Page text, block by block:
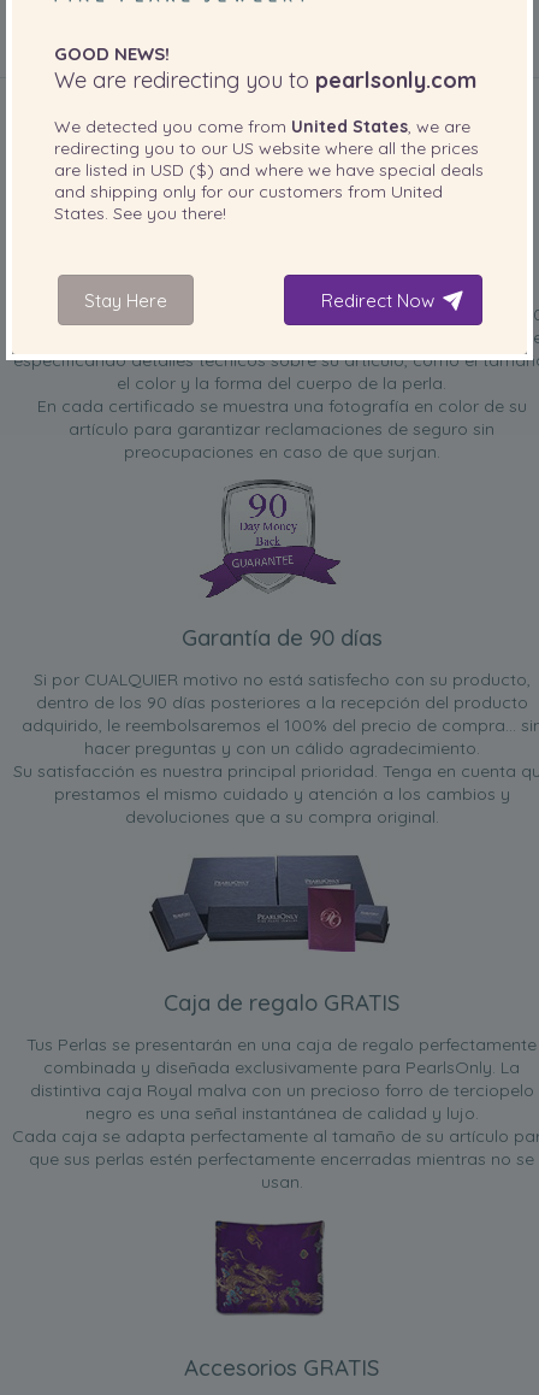
INCLUIDO CON SU PRODUCTO
Certificado de tasación GRATIS
El Certificado, elaborado por un experto en perlas con más de
años de experiencia en tasaciones, describe su artículo en
especificando detalles técnicos sobre su artículo, como el
el color y la forma del cuerpo de la perla.
En cada certificado se muestra una fotografía en color de su
artículo para garantizar reclamaciones de seguro sin
preocupaciones en caso de que surjan.
Garantía de 90 días
Si por CUALQUIER motivo no está satisfecho con su producto,
dentro de los 90 días posteriores a la recepción del producto
adquirido, le reembolsaremos el 100% del precio de compra...
hacer preguntas y con un cálido agradecimiento.
Su satisfacción es nuestra principal prioridad. Tenga en cuenta
prestamos el mismo cuidado y atención a los cambios y
devoluciones que a su compra original.
Caja de regalo GRATIS
Tus Perlas se presentarán en una caja de regalo perfectamente
combinada y diseñada exclusivamente para PearlsOnly. La
distintiva caja Royal malva con un precioso forro de terciopelo
negro es una señal instantánea de calidad y lujo.
Cada caja se adapta perfectamente al tamaño de su artículo
que sus perlas estén perfectamente encerradas mientras no se
usan.
Accesorios GRATIS
GOOD NEWS!
We are redirecting you to pearlsonly.com
We detected you come from United States, we are
redirecting you to our US website where all the prices
are listed in USD ($) and where we have special deals
and shipping only for our customers from United
States. See you there!
Stay Here Redirect Now